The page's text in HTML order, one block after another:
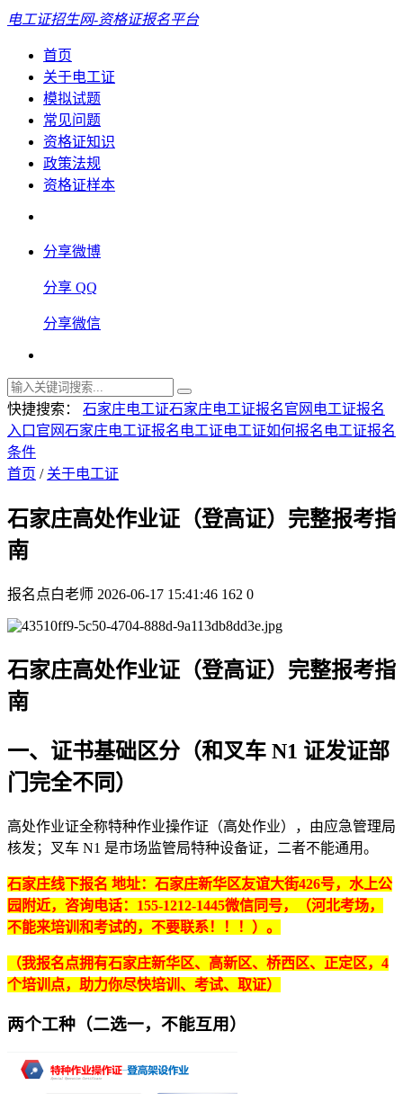
电工证招生网-资格证报名平台
首页
关于电工证
模拟试题
常见问题
资格证知识
政策法规
资格证样本
分享微博
分享 QQ
分享微信
快捷搜索： 石家庄电工证石家庄电工证报名官网 电工证报名
入口官网石家庄电工证报名 电工证电工证如何报名 电工证报名
条件
首页 / 关于电工证
石家庄高处作业证（登高证）完整报考指
南
报名点白老师 2026-06-17 15:41:46 162 0
石家庄高处作业证（登高证）完整报考指
南
一、证书基础区分（和叉车 N1 证发证部
门完全不同）
高处作业证全称特种作业操作证（高处作业） ，由应急管理局
核发；叉车 N1 是市场监管局特种设备证，二者不能通用。
石家庄线下报名 地址：石家庄新华区友谊大街426号，水上公
园附近，咨询电话：155-1212-1445微信同号，（河北考场，
不能来培训和考试的，不要联系！！！）。
（我报名点拥有石家庄新华区、高新区、桥西区、正定区，4
个培训点，助力你尽快培训、考试、取证）
两个工种（二选一，不能互用）